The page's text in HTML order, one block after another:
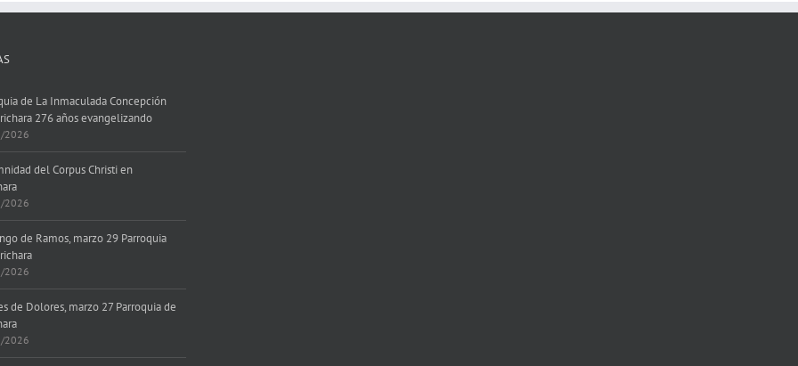
de La Inmaculada Concepción
276 años evangelizando
2026
del Corpus Christi en
2026
de Ramos, marzo 29 Parroquia
2026
de Dolores, marzo 27 Parroquia de
2026